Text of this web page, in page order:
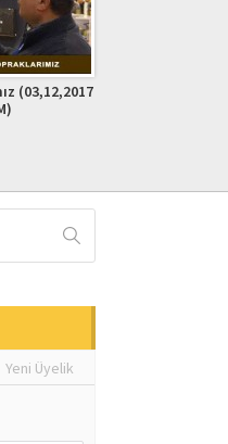
1. Bölüm
Yeni Üyelik